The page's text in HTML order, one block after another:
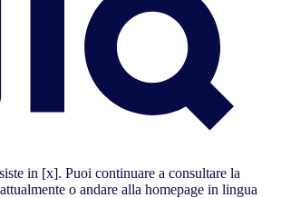
in [x]. Puoi continuare a consultare la
o andare alla homepage in lingua